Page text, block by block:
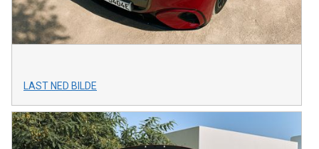
LAST NED BILDE